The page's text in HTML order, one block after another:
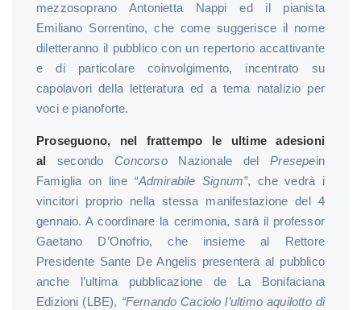
mezzosoprano Antonietta Nappi ed il pianista
Emiliano Sorrentino, che come suggerisce il nome
diletteranno il pubblico con un repertorio accattivante
e di particolare coinvolgimento, incentrato su
capolavori della letteratura ed a tema natalizio per
voci e pianoforte.
Proseguono, nel frattempo le ultime adesioni
alsecondo ConcorsoNazionale delPresepein
Famiglia on line “Admirabile Signum”, che vedrà i
vincitori proprio nella stessa manifestazione del 4
gennaio. A coordinare la cerimonia, sarà il professor
Gaetano D’Onofrio, che insieme al Rettore
Presidente Sante De Angelis presenterà al pubblico
anche l’ultima pubblicazione de La Bonifaciana
Edizioni (LBE), “Fernando Caciolo l’ultimo aquilotto di